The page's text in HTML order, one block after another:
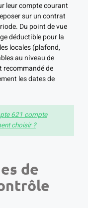
leur compte courant
sur un contrat
Du point de vue
déductible pour la
locales (plafond,
au niveau de
recommandé de
les dates de
621 compte
choisir ?
de